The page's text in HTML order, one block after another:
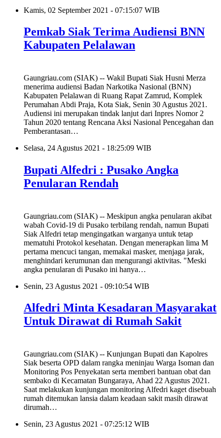
Kamis, 02 September 2021 - 07:15:07 WIB
Pemkab Siak Terima Audiensi BNN
Kabupaten Pelalawan
Gaungriau.com (SIAK) -- Wakil Bupati Siak Husni Merza
menerima audiensi Badan Narkotika Nasional (BNN)
Kabupaten Pelalawan di Ruang Rapat Zamrud, Komplek
Perumahan Abdi Praja, Kota Siak, Senin 30 Agustus 2021.
Audiensi ini merupakan tindak lanjut dari Inpres Nomor 2
Tahun 2020 tentang Rencana Aksi Nasional Pencegahan dan
Pemberantasan…
Selasa, 24 Agustus 2021 - 18:25:09 WIB
Bupati Alfedri : Pusako Angka
Penularan Rendah
Gaungriau.com (SIAK) -- Meskipun angka penularan akibat
wabah Covid-19 di Pusako terbilang rendah, namun Bupati
Siak Alfedri tetap mengingatkan warganya untuk tetap
mematuhi Protokol kesehatan. Dengan menerapkan lima M
pertama mencuci tangan, memakai masker, menjaga jarak,
menghindari kerumunan dan mengurangi aktivitas. "Meski
angka penularan di Pusako ini hanya…
Senin, 23 Agustus 2021 - 09:10:54 WIB
Alfedri Minta Kesadaran Masyarakat
Untuk Dirawat di Rumah Sakit
Gaungriau.com (SIAK) -- Kunjungan Bupati dan Kapolres
Siak beserta OPD dalam rangka meninjau Warga Isoman dan
Monitoring Pos Penyekatan serta memberi bantuan obat dan
sembako di Kecamatan Bungaraya, Ahad 22 Agustus 2021.
Saat melakukan kunjungan monitoring Alfedri kaget disebuah
rumah ditemukan lansia dalam keadaan sakit masih dirawat
dirumah…
Senin, 23 Agustus 2021 - 07:25:12 WIB